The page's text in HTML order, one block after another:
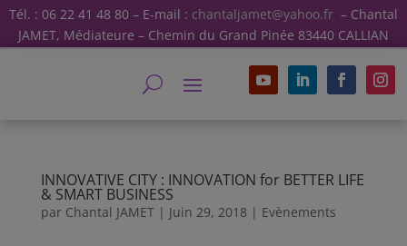
Tél. : 06 22 41 48 80 – E-mail : chantaljamet@yahoo.fr – Chantal
JAMET, Médiateure – Chemin du Grand Pinée 83440 CALLIAN
INNOVATIVE CITY : INNOVATION for BETTER LIFE
& SMART BUSINESS
par Chantal JAMET| Juin 29, 2018 | Evènements